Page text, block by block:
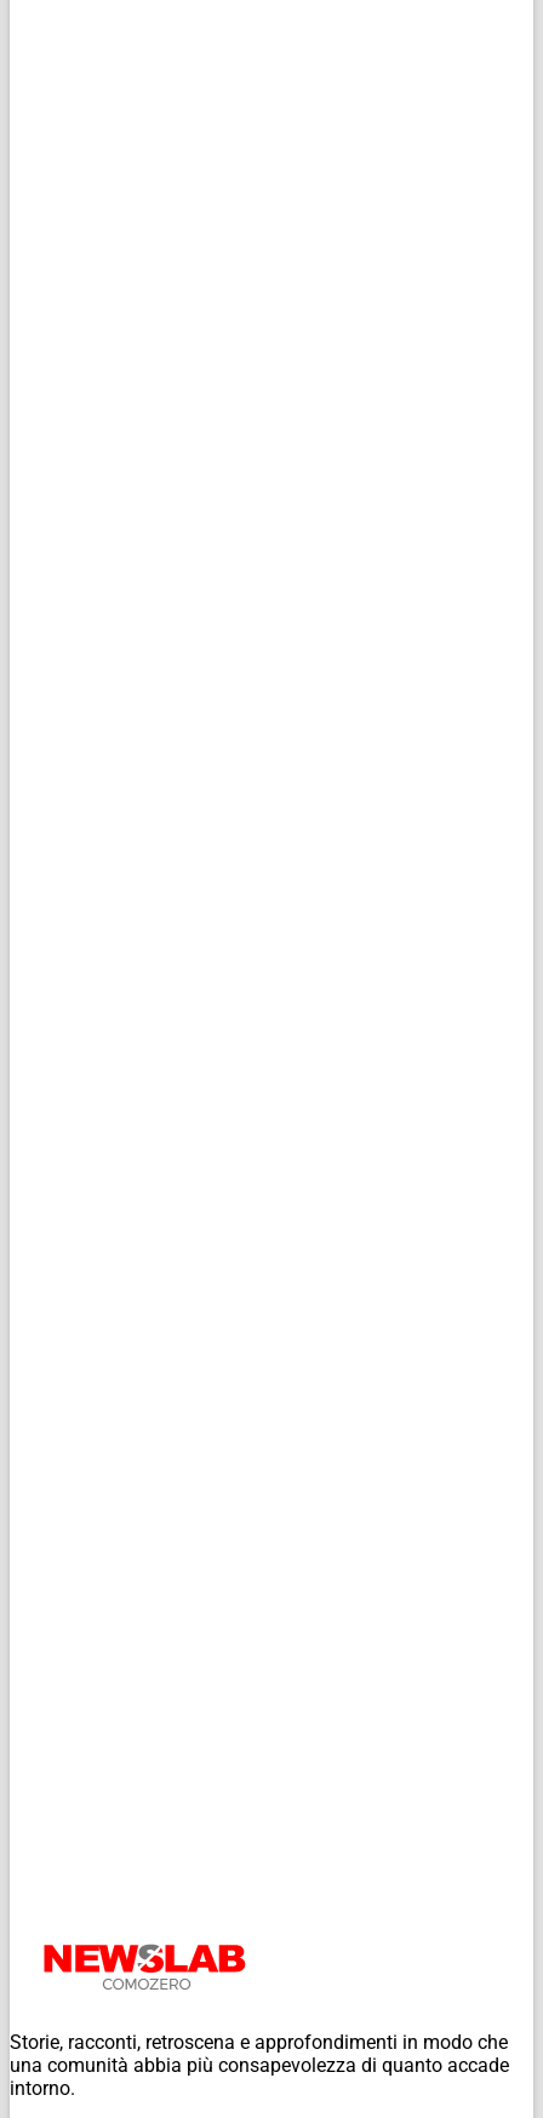
Storie, racconti, retroscena e approfondimenti in modo che
una comunità abbia più consapevolezza di quanto accade
intorno.